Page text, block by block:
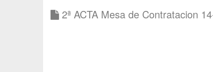
2ª ACTA Mesa de Contratacion